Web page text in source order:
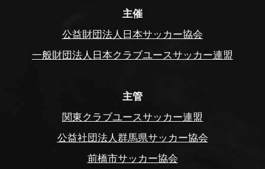
主催
公益財団法人日本サッカー協会
一般財団法人日本クラブユースサッカー連盟
主管
関東クラブユースサッカー連盟
公益社団法人群馬県サッカー協会
前橋市サッカー協会